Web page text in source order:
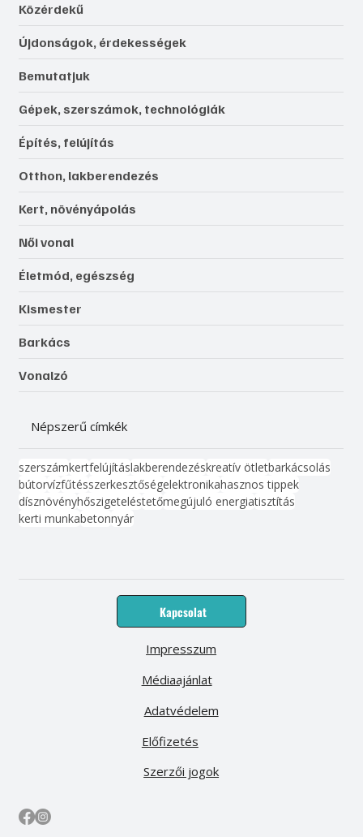
Közérdekű
Újdonságok, érdekességek
Bemutatjuk
Gépek, szerszámok, technológiák
Építés, felújítás
Otthon, lakberendezés
Kert, növényápolás
Női vonal
Életmód, egészség
Kismester
Barkács
Vonalzó
Népszerű címkék
szerszámkertfelújításlakberendezéskreatív ötletbarkácsolás
bútorvízfűtésszerkesztőségelektronikahasznos tippek
dísznövényhőszigeteléstetőmegújuló energiatisztítás
kerti munkabetonnyár
Kapcsolat
Médiaajánlat
Előfizetés
Impresszum
Adatvédelem
Szerzői jogok